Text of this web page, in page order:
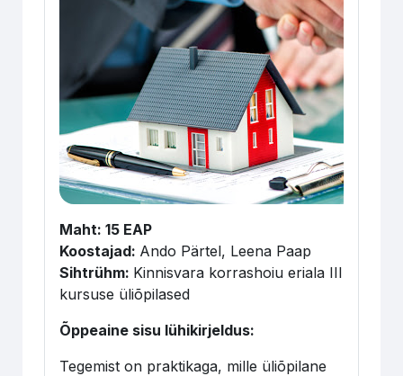
Maht: 15 EAP
Koostajad: Ando Pärtel, Leena Paap
Sihtrühm: Kinnisvara korrashoiu eriala III
kursuse üliõpilased
Õppeaine sisu lühikirjeldus:
Tegemist on praktikaga, mille üliõpilane